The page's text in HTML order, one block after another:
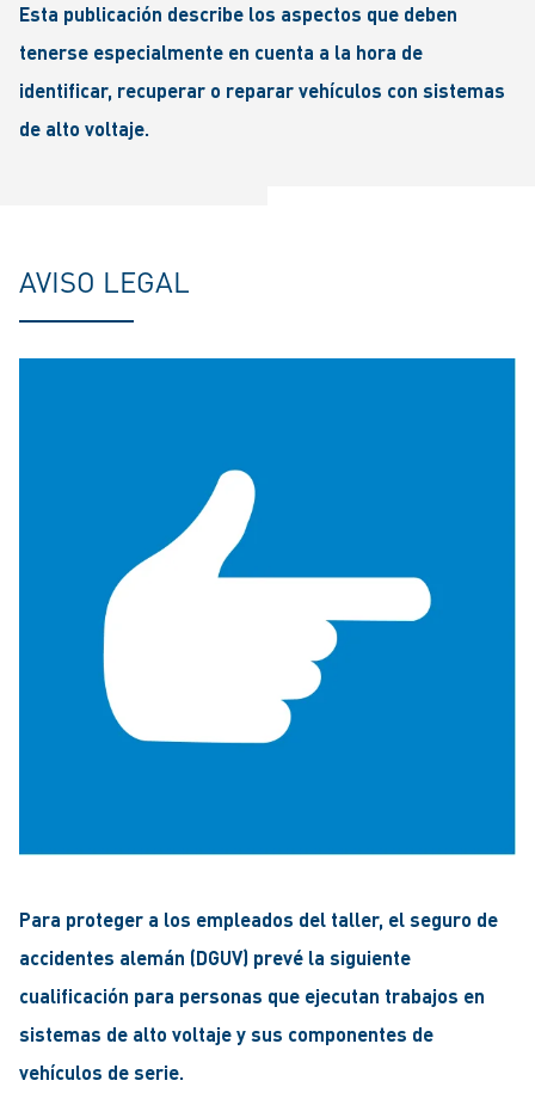
Esta publicación describe los aspectos que deben
tenerse especialmente en cuenta a la hora de
identificar, recuperar o reparar vehículos con sistemas
de alto voltaje.
AVISO LEGAL
Para proteger a los empleados del taller, el seguro de
accidentes alemán (DGUV) prevé la siguiente
cualificación para personas que ejecutan trabajos en
sistemas de alto voltaje y sus componentes de
vehículos de serie.